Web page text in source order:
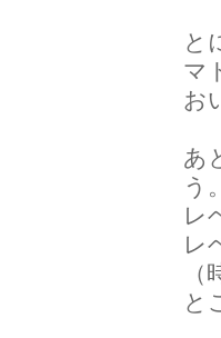
と
マ
お
あ
う。
レ
レ
と